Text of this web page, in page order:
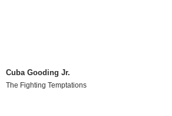
Cuba Gooding Jr.
The Fighting Temptations